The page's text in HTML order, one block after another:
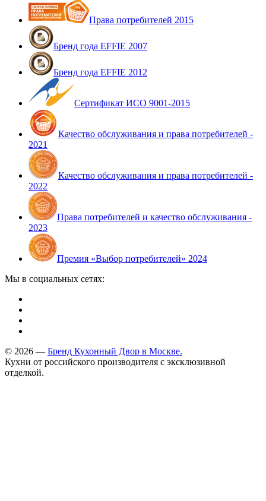
Права потребителей 2015
Бренд года EFFIE 2007
Бренд года EFFIE 2012
Сертификат ИСО 9001-2015
Качество обслуживания и права потребителей -
2021
Качество обслуживания и права потребителей -
2022
Права потребителей и качество обслуживания -
2023
Премия «Выбор потребителей» 2024
Мы в социальных сетях:
© 2026 — Бренд Кухонный Двор в Москве.
Кухни от российского производителя с эксклюзивной
отделкой.